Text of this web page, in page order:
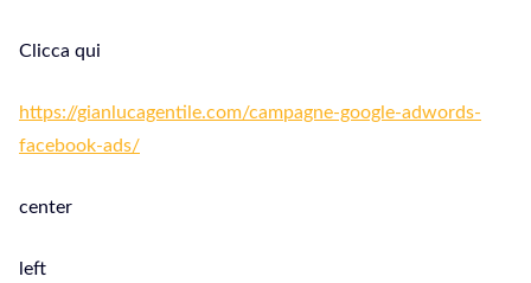
Clicca qui
https://gianlucagentile.com/campagne-google-adwords-
facebook-ads/
center
left